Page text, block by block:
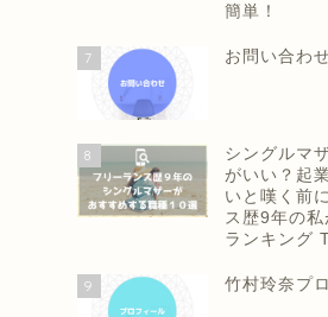
簡単！
7 お問い合わ
8
シングルマ
がいい？起
いと嘆く前
ス歴9年の
ランキング
9 竹村玲奈プ